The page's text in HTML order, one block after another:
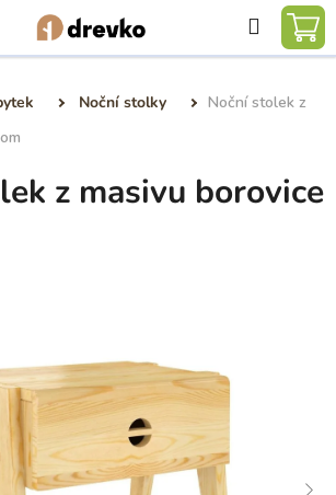
Hledat
Noční stolky
Noční stolek z
z masivu borovice